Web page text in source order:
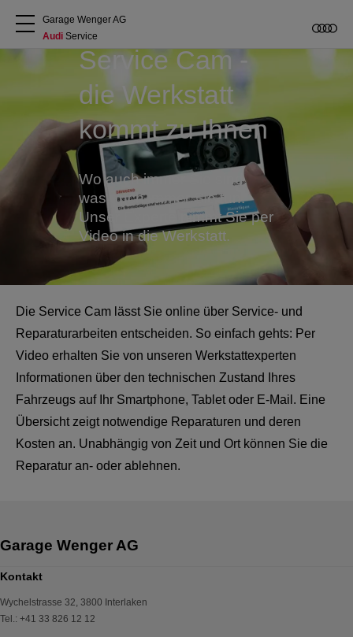
Über uns
Audi kaufen
Service & Reparatur
Audi Original Zubehör
Geschäftskunden
Garage Wenger AG
Audi Service
Service Cam -
die Werkstatt
kommt zu Ihnen
Wo auch immer Sie sind,
was auch immer Sie tun:
Unser Experte nimmt Sie per
Video in die Werkstatt.
Die Service Cam lässt Sie online über Service- und
Reparaturarbeiten entscheiden. So einfach gehts: Per
Video erhalten Sie von unseren Werkstattexperten
Informationen über den technischen Zustand Ihres
Fahrzeugs auf Ihr Smartphone, Tablet oder E-Mail. Eine
Übersicht zeigt notwendige Reparaturen und deren
Kosten an. Unabhängig von Zeit und Ort können Sie die
Reparatur an- oder ablehnen.
Kontakt
Wychelstrasse 32, 3800 Interlaken
Tel.: +41 33 826 12 12